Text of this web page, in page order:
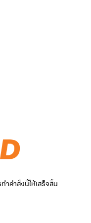
คำสั่งนี้ให้เสร็จสิ้น